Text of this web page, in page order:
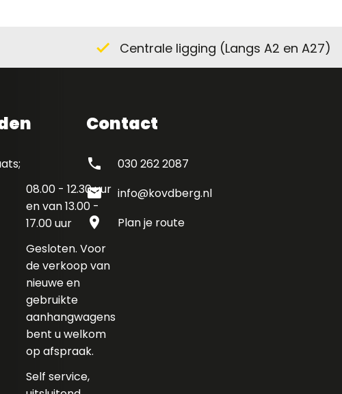
check Centrale ligging (Langs A2 en A27)
08.00 - 12.30 uur
en van 13.00 -
17.00 uur
Gesloten. Voor
de verkoop van
nieuwe en
gebruikte
aanhangwagens
bent u welkom
op afspraak.
Self service,
Contact
phone 030 262 2087
mail info@kovdberg.nl
location_on Plan je route